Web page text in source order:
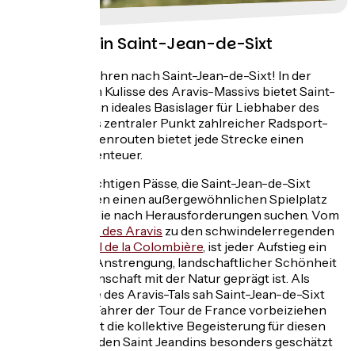
Radfahren in Saint-Jean-de-Sixt
Alle Straßen führen nach Saint-Jean-de-Sixt! In der
majestätischen Kulisse des Aravis-Massivs bietet Saint-
Jean-de-Sixt ein ideales Basislager für Liebhaber des
Drahtesels. Als zentraler Punkt zahlreicher Radsport-
und Radtouristenrouten bietet jede Strecke einen
Hauch von Abenteuer.
Die symbolträchtigen Pässe, die Saint-Jean-de-Sixt
umgeben, bieten einen außergewöhnlichen Spielplatz
für Radfahrer, die nach Herausforderungen suchen. Vom
col des Aravis zu den schwindelerregenden
col de la Colombière, ist jeder Aufstieg ein
Epos, das von Anstrengung, landschaftlicher Schönheit
und der Gemeinschaft mit der Natur geprägt ist. Als
zentrale Achse des Aravis-Tals sah Saint-Jean-de-Sixt
mehrmals die Fahrer der Tour de France vorbeiziehen
und schuf damit die kollektive Begeisterung für diesen
Sport, der von den Saint Jeandins besonders geschätzt